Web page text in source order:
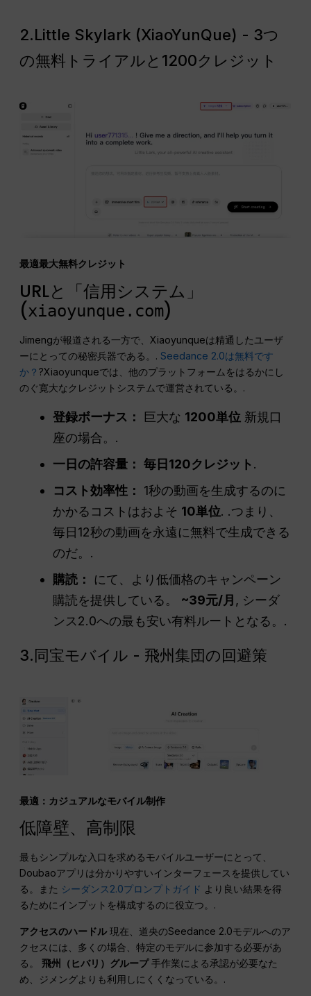
2.Little Skylark (XiaoYunQue) - 3つ
の無料トライアルと1200クレジット
最適最大無料クレジット
URLと「信用システム」
(xiaoyunque.com)
Jimengが報道される一方で、Xiaoyunqueは精通したユーザ
ーにとっての秘密兵器である。.Seedance 2.0は無料です
か？?Xiaoyunqueでは、他のプラットフォームをはるかにし
のぐ寛大なクレジットシステムで運営されている。.
登録ボーナス： 巨大な 1200単位 新規口
座の場合。.
一日の許容量： 毎日120クレジット .
コスト効率性：
1秒の動画を生成するのに
かかるコストはおよそ 10単位. .つまり、
毎日12秒の動画を永遠に無料で生成できる
のだ。.
購読：
にて、より低価格のキャンペーン
購読を提供している。 ~39元/月 , シーダ
ンス2.0への最も安い有料ルートとなる。.
3.同宝モバイル - 飛州集団の回避策
最適：カジュアルなモバイル制作
低障壁、高制限
最もシンプルな入口を求めるモバイルユーザーにとって、
Doubaoアプリは分かりやすいインターフェースを提供してい
る。また シーダンス2.0プロンプトガイド より良い結果を得
るためにインプットを構成するのに役立つ。.
アクセスのハードル現在、道央のSeedance 2.0モデルへのア
クセスには、多くの場合、特定のモデルに参加する必要があ
る。 飛州（ヒバリ）グループ手作業による承認が必要なた
め、ジメングよりも利用しにくくなっている。.